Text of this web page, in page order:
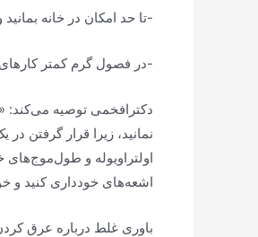
-تا حد امکان در خانه
-در فصول گرم کمتر
دکترافخمی توصیه می‌کند:
نمانید، زیرا قرار
اشعه‌های خودداری کنید و
باوری غلط درباره عرق